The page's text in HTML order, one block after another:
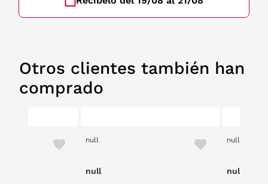
Otros clientes también han
comprado
null
null
null
null